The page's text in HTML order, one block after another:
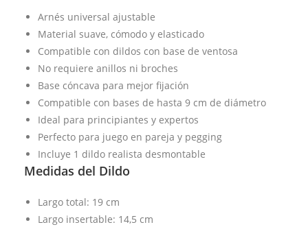
Arnés universal ajustable
Material suave, cómodo y elasticado
Compatible con dildos con base de ventosa
No requiere anillos ni broches
Base cóncava para mejor fijación
Compatible con bases de hasta 9 cm de diámetro
Ideal para principiantes y expertos
Perfecto para juego en pareja y pegging
Incluye 1 dildo realista desmontable
Medidas del Dildo
Largo total: 19 cm
Largo insertable: 14,5 cm